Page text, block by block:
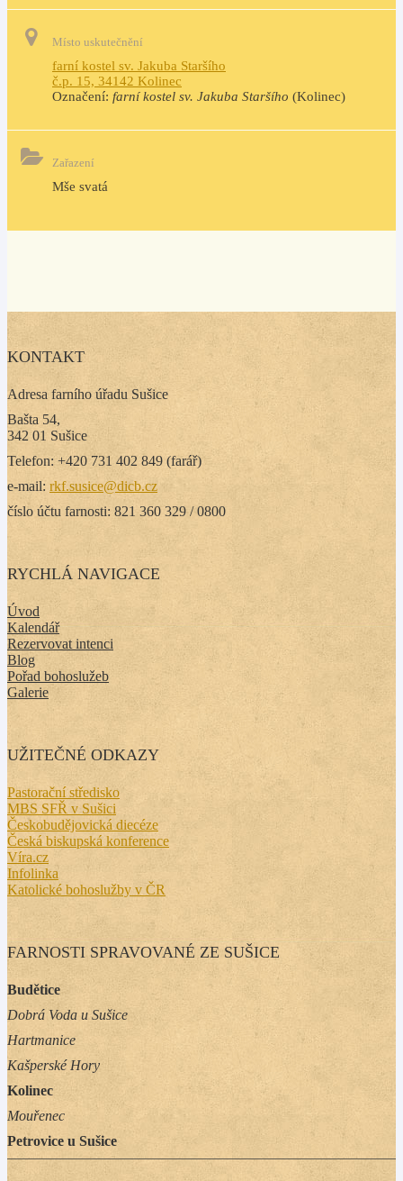
Místo uskutečnění
farní kostel sv. Jakuba Staršího
č.p. 15, 34142 Kolinec
Označení: farní kostel sv. Jakuba Staršího (Kolinec)
Zařazení
Mše svatá
KONTAKT
Adresa farního úřadu Sušice
Bašta 54,
342 01 Sušice
Telefon: +420 731 402 849 (farář)
e-mail: rkf.susice@dicb.cz
číslo účtu farnosti: 821 360 329 / 0800
RYCHLÁ NAVIGACE
Úvod
Kalendář
Rezervovat intenci
Blog
Pořad bohoslužeb
Galerie
UŽITEČNÉ ODKAZY
Pastorační středisko
MBS SFŘ v Sušici
Českobudějovická diecéze
Česká biskupská konference
Víra.cz
Infolinka
Katolické bohoslužby v ČR
FARNOSTI SPRAVOVANÉ ZE SUŠICE
Budětice
Dobrá Voda u Sušice
Hartmanice
Kašperské Hory
Kolinec
Mouřenec
Petrovice u Sušice